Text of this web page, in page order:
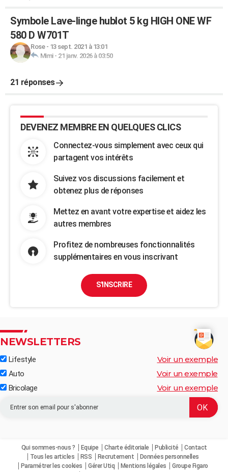
Symbole Lave-linge hublot 5 kg HIGH ONE WF
580 D W701T
Rose- 13 sept. 2021 à 13:01
Mimi- 21 janv. 2026 à 03:50
21 réponses
DEVENEZ MEMBRE EN QUELQUES CLICS
Connectez-vous simplement avec ceux qui
partagent vos intérêts
Suivez vos discussions facilement et
obtenez plus de réponses
Mettez en avant votre expertise et aidez les
autres membres
Profitez de nombreuses fonctionnalités
supplémentaires en vous inscrivant
S'INSCRIRE
NEWSLETTERS
Lifestyle Voir un exemple
Auto Voir un exemple
Bricolage Voir un exemple
Qui sommes-nous ? Equipe Charte éditoriale Publicité
Contact
Tous les articles
RSS Recrutement
Données personnelles
Paramétrer les cookies
Gérer Utiq Mentions légales
Groupe Figaro